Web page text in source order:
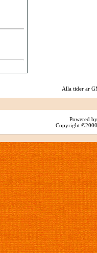
Alla tider är
Powered
Copyright